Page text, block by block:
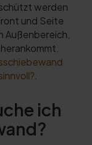
werden
und Seite
ich